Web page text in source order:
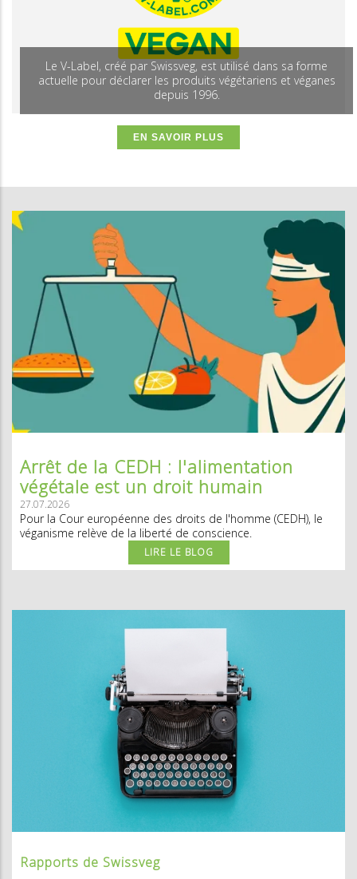
Le V-Label, créé par Swissveg, est utilisé dans sa forme
actuelle pour déclarer les produits végétariens et véganes
depuis 1996.
EN SAVOIR PLUS
Arrêt de la CEDH : l'alimentation
végétale est un droit humain
27.07.2026
Pour la Cour européenne des droits de l'homme (CEDH), le
véganisme relève de la liberté de conscience.
LIRE LE BLOG
Rapports de Swissveg